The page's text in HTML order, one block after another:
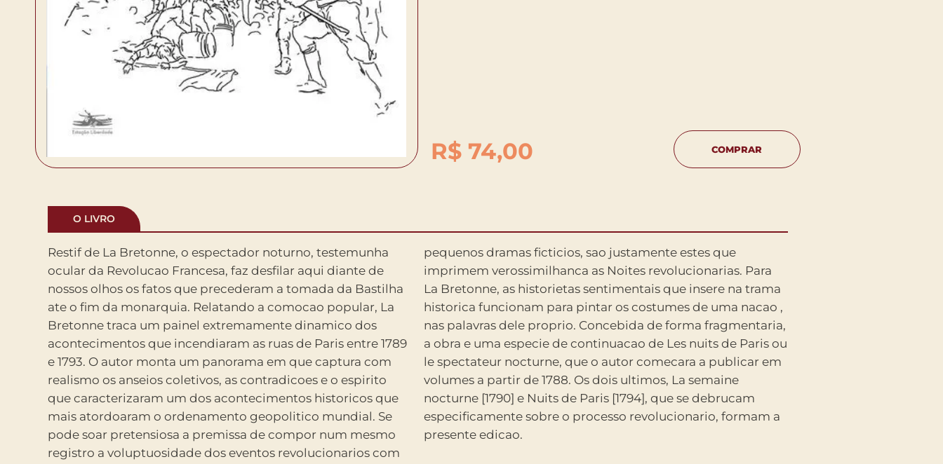
R$74,00 COMPRAR
O LIVRO
Restif de La Bretonne, o espectador noturno, testemunha
ocular da Revolucao Francesa, faz desfilar aqui diante de
nossos olhos os fatos que precederam a tomada da Bastilha
ate o fim da monarquia. Relatando a comocao popular, La
Bretonne traca um painel extremamente dinamico dos
acontecimentos que incendiaram as ruas de Paris entre 1789
e 1793. O autor monta um panorama em que captura com
realismo os anseios coletivos, as contradicoes e o espirito
que caracterizaram um dos acontecimentos historicos que
mais atordoaram o ordenamento geopolitico mundial. Se
pode soar pretensiosa a premissa de compor num mesmo
registro a voluptuosidade dos eventos revolucionarios com
pequenos dramas ficticios, sao justamente estes que
imprimem verossimilhanca as Noites revolucionarias. Para
La Bretonne, as historietas sentimentais que insere na trama
historica funcionam para pintar os costumes de uma nacao ,
nas palavras dele proprio. Concebida de forma fragmentaria,
a obra e uma especie de continuacao de Les nuits de Paris ou
le spectateur nocturne, que o autor comecara a publicar em
volumes a partir de 1788. Os dois ultimos, La semaine
nocturne [1790] e Nuits de Paris [1794], que se debrucam
especificamente sobre o processo revolucionario, formam a
presente edicao.